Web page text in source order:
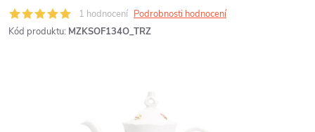
1 hodnocení Podrobnosti hodnocení
Kód produktu: MZKSOF134O_TRZ